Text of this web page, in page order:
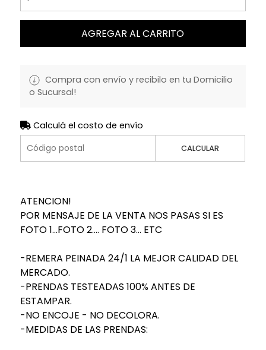
AGREGAR AL CARRITO
Compra con envío y recibilo en tu Domicilio
o Sucursal!
Calculá el costo de envío
CALCULAR
ATENCION!
POR MENSAJE DE LA VENTA NOS PASAS SI ES
FOTO 1...FOTO 2.... FOTO 3... ETC
-REMERA PEINADA 24/1 LA MEJOR CALIDAD DEL
MERCADO.
-PRENDAS TESTEADAS 100% ANTES DE
ESTAMPAR.
-NO ENCOJE - NO DECOLORA.
-MEDIDAS DE LAS PRENDAS: